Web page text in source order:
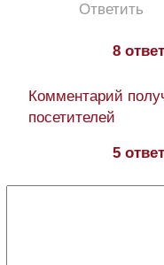
Ответить
8
Комментарий
посетителей
5